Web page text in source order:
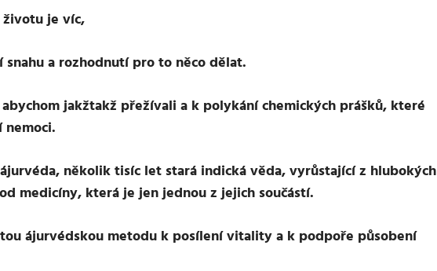
životu je víc,
a rozhodnutí pro to něco dělat.
jakžtakž přežívali a k polykání chemických prášků, které
několik tisíc let stará indická věda, vyrůstající z hlubokých
medicíny, která je jen jednou z jejich součástí.
ájurvédskou metodu k posílení vitality a k podpoře působení